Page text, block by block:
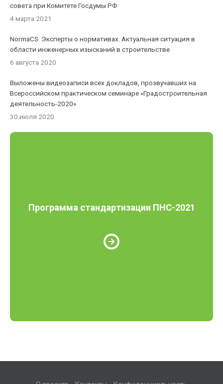
совета при Комитете Госдумы РФ
4 марта 2021
NormaCS. Эксперты о нормативах. Актуальная ситуация в
области инженерных изысканий в строительстве
6 августа 2020
Выложены видеозаписи всех докладов, прозвучавших на
Всероссийском практическом семинаре «Градостроительная
деятельность-2020»
30 июля 2020
Программа стандартизации ПНС-2021